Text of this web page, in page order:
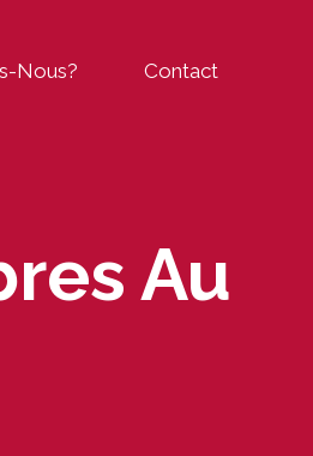
Nous? Contact
Au